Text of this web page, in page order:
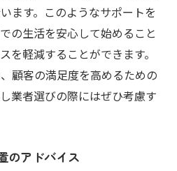
ます。このようなサポートを
の生活を安心して始めること
を軽減することができます。
顧客の満足度を高めるための
業者選びの際にはぜひ考慮す
のアドバイス